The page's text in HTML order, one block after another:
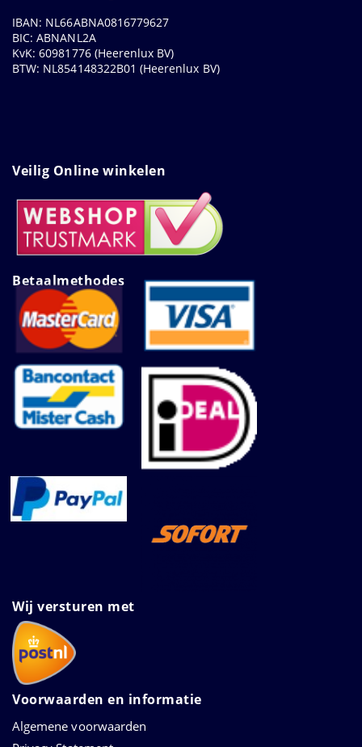
IBAN: NL66ABNA0816779627
BIC: ABNANL2A
KvK: 60981776 (Heerenlux BV)
BTW: NL854148322B01 (Heerenlux BV)
Veilig Online winkelen
Betaalmethodes
Wij versturen met
Voorwaarden en informatie
Algemene voorwaarden